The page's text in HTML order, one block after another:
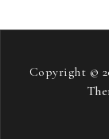
Copyright ©